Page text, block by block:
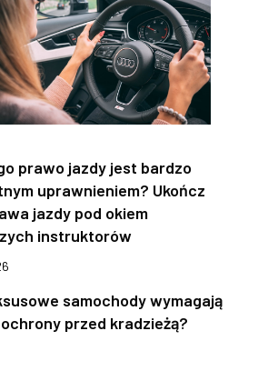
prawo jazdy jest bardzo
uprawnieniem? Ukończ
jazdy pod okiem
instruktorów
samochody wymagają
przed kradzieżą?